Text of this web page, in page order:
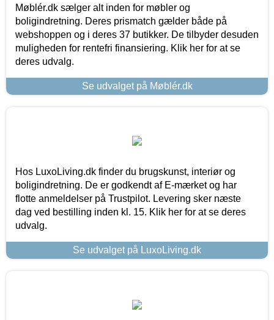
Møblér.dk sælger alt inden for møbler og
boligindretning. Deres prismatch gælder både på
webshoppen og i deres 37 butikker. De tilbyder desuden
muligheden for rentefri finansiering. Klik her for at se
deres udvalg.
Se udvalget på Møblér.dk
Hos LuxoLiving.dk finder du brugskunst, interiør og
boligindretning. De er godkendt af E-mærket og har
flotte anmeldelser på Trustpilot. Levering sker næste
dag ved bestilling inden kl. 15. Klik her for at se deres
udvalg.
Se udvalget på LuxoLiving.dk